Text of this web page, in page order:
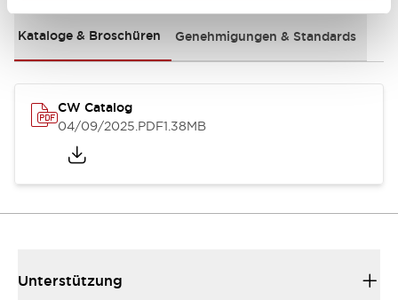
Kataloge & Broschüren Genehmigungen & Standards
CW Catalog
04/09/2025.PDF1.38MB
Unterstützung